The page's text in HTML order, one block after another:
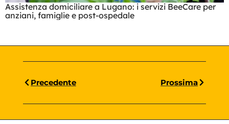
Assistenza domiciliare a Lugano: i servizi BeeCare per
anziani, famiglie e post-ospedale
Precedente Prossima